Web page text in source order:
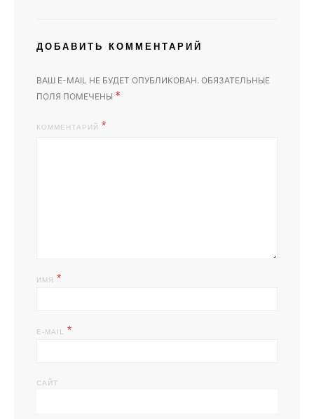
ДОБАВИТЬ КОММЕНТАРИЙ
ВАШ E-MAIL НЕ БУДЕТ ОПУБЛИКОВАН. ОБЯЗАТЕЛЬНЫЕ
ПОЛЯ ПОМЕЧЕНЫ *
КОММЕНТАРИЙ
ИМЯ *
E-MAIL *
САЙТ